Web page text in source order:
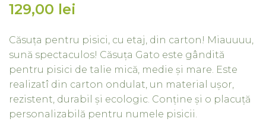
lei
Căsuța pentru pisici, cu etaj, din carton! Miauuuu,
sună spectaculos! Căsuța Gato este gândită
pentru pisici de talie mică, medie și mare. Este
realizatî din carton ondulat, un material ușor,
rezistent, durabil și ecologic. Conține și o placuță
personalizabilă pentru numele pisicii.